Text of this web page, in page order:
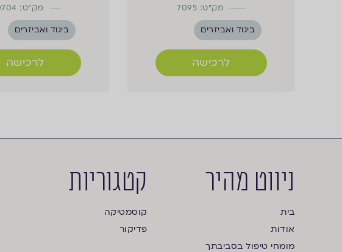
מק"ט: 7095
ביגוד ואביזרים
לרכישה
מק"ט: 70704
ביגוד ואביזרים
לרכישה
ניווט מהיר
בית
אודות
מומחי טיפול בסביבתך
קטגוריות
קוסמטיקה
פדיקור